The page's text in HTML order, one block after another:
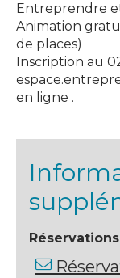
Entreprendre
Animation
de places)
Inscription au
en ligne .